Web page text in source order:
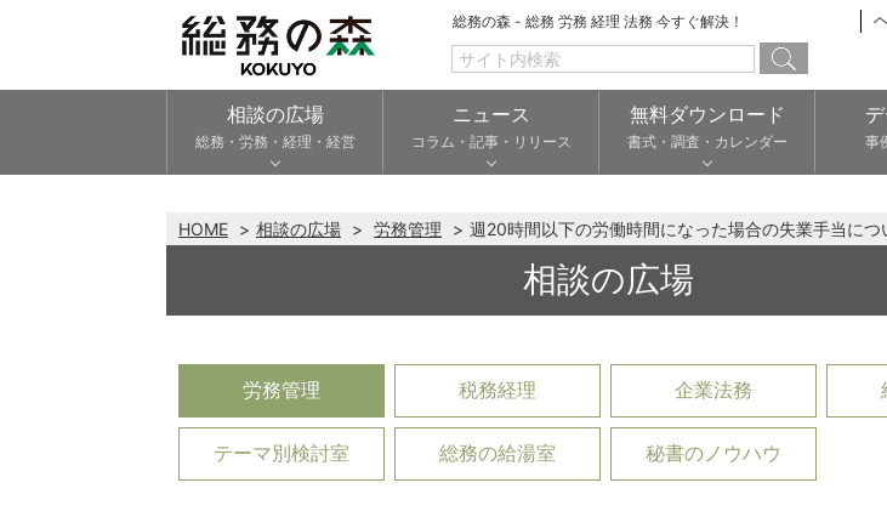
総務の森 - 総務 労務 経理 法務 今すぐ解決！
相談の広場
総務・労務・経理・経営
ニュース
コラム・記事・リリース
無料ダウンロード
書式・調査・カレンダー 事
HOME 相談の広場 労務管理 週20時間以下の労働時間になった場合の失業手当につ
相談の広場
労務管理 税務経理 企業法務
テーマ別検討室 総務の給湯室 秘書のノウハウ